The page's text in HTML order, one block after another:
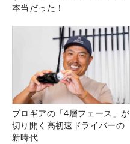
本当だった！
プロギアの「4層フェース」が
切り開く高初速ドライバーの
新時代